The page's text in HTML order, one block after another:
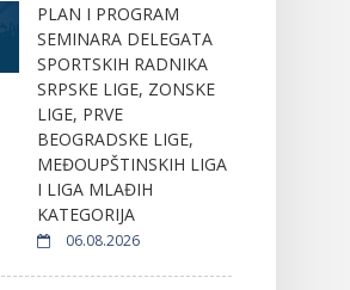
PLAN I PROGRAM
SEMINARA DELEGATA
SPORTSKIH RADNIKA
SRPSKE LIGE, ZONSKE
LIGE, PRVE
BEOGRADSKE LIGE,
MEĐOUPŠTINSKIH LIGA
I LIGA MLAĐIH
KATEGORIJA
06.08.2026